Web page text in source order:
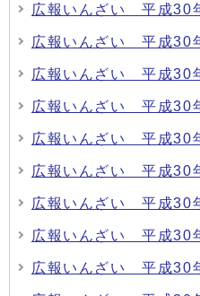
広報いんざい 平成
広報いんざい 平成
広報いんざい 平成
広報いんざい 平成
広報いんざい 平成
広報いんざい 平成
広報いんざい 平成
広報いんざい 平成
広報いんざい 平成